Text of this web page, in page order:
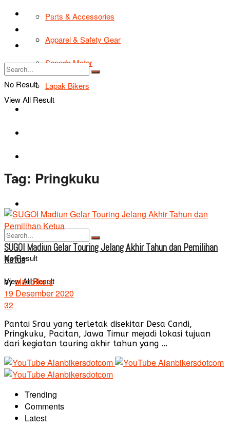
Parts & Accessories
Apparel & Safety Gear
Sepeda Motor
Lapak Bikers
Bikers Cars
No Result
View All Result
TIPS & TRIK
Tentang Kami
No Result
View All Result
Tag: Pringkuku
SUGOI Madiun Gelar Touring Jelang Akhir Tahun dan Pemilihan
Ketua
byalanbikers
19 Desember 2020
32
Pantai Srau yang terletak disekitar Desa Candi,
Pringkuku, Pacitan, Jawa Timur mejadi lokasi tujuan
dari kegiatan touring akhir tahun yang ...
Trending
Comments
Latest